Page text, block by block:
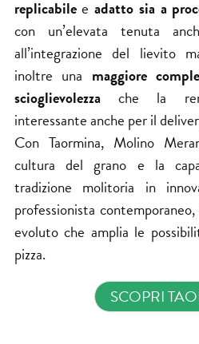
replicabileeadatto sia a
con un’elevata tenuta
all’integrazione del lievito
inoltre una maggiore
scioglievolezza che la
interessante anche per il
Con Taormina, Molino
cultura del grano e la
tradizione molitoria in
professionista
evoluto che amplia le
pizza.
SCOPRI